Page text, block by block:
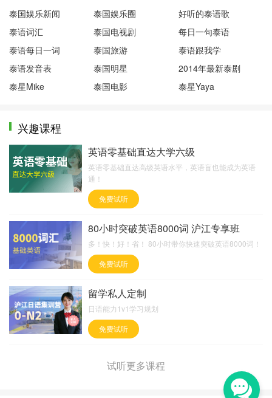
泰国娱乐新闻 泰国娱乐圈
好听的泰语歌
泰语词汇
泰国电视剧
每日一句泰语
泰语每日一词
泰国旅游
泰语跟我学
泰语发音表
泰国明星
2014年最新泰剧
泰星Mike
泰国电影 泰星Yaya
兴趣课程
英语零基础直达大学六级
英语零基础直达高级英语水平，英语盲也能成为英语
通！
免费试听
80小时突破英语8000词 沪江专享班
多！快！好！省！ 80小时带你快速突破英语8000词！
免费试听
留学私人定制
日语能力1v1学习规划
免费试听
试听更多课程